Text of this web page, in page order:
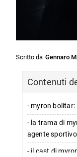
Scritto da Gennaro
Contenuti
- myron
- la trama di
agente sportivo
- il cast di